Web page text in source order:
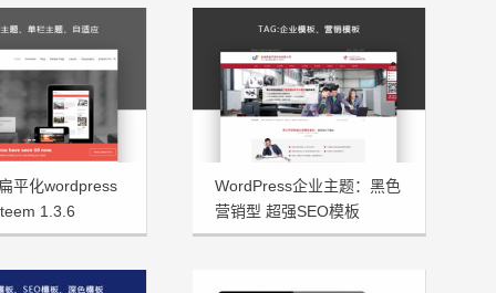
平化wordpress
1.3.6
WordPress企业主题：黑色
营销型 超强SEO模板
JsTheme发布